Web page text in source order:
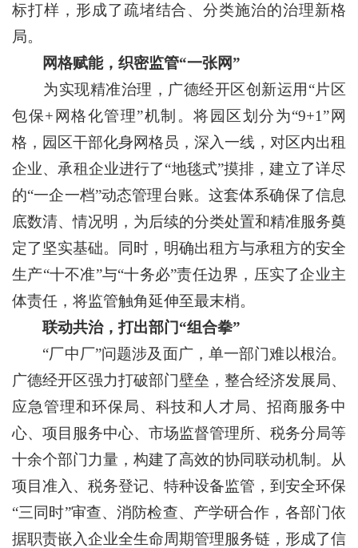
标打样，形成了疏堵结合、分类施治的治理新格
局。
网格赋能，织密监管“一张网”
为实现精准治理，广德经开区创新运用“片区
包保+网格化管理”机制。将园区划分为“9+1”网
格，园区干部化身网格员，深入一线，对区内出租
企业、承租企业进行了“地毯式”摸排，建立了详尽
的“一企一档”动态管理台账。这套体系确保了信息
底数清、情况明，为后续的分类处置和精准服务奠
定了坚实基础。同时，明确出租方与承租方的安全
生产“十不准”与“十务必”责任边界，压实了企业主
体责任，将监管触角延伸至最末梢。
联动共治，打出部门“组合拳”
“厂中厂”问题涉及面广，单一部门难以根治。
广德经开区强力打破部门壁垒，整合经济发展局、
应急管理和环保局、科技和人才局、招商服务中
心、项目服务中心、市场监督管理所、税务分局等
十余个部门力量，构建了高效的协同联动机制。从
项目准入、税务登记、特种设备监管，到安全环保
“三同时”审查、消防检查、产学研合作，各部门依
据职责嵌入企业全生命周期管理服务链，形成了信